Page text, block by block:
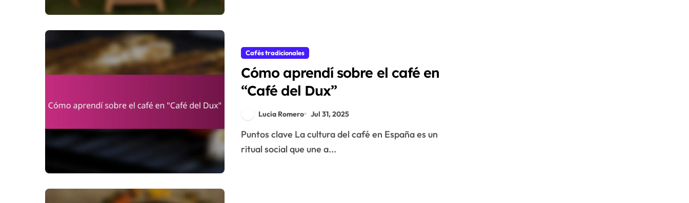
Cafés tradicionales
Cómo aprendí sobre el café en
“Café del Dux”
Lucia Romero Jul 31, 2025
Puntos clave La cultura del café en España es un
ritual social que une a...